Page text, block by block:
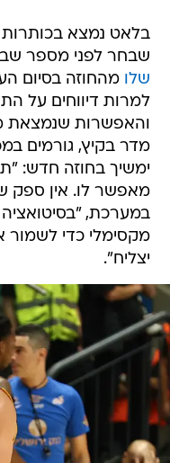
בלאט נמצא
שבחר לפני מספר
שלו מהחוזה בסיום
למרות דיווחים על
והאפשרות שנמצאת
מדר בקיץ, גורמים
ימשיך בחוזה חדש:
מאפשר לו. אין ספק
במערכת,
מקסימלי כדי לשמור
יצליח".